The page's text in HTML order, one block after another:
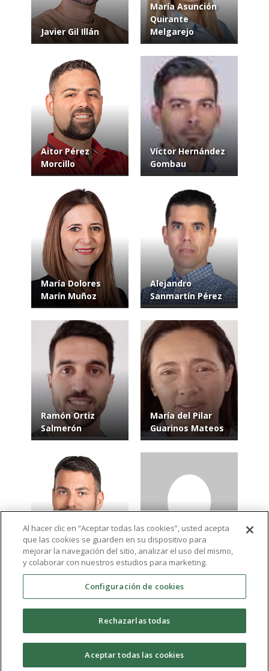
Javier Gil Illán
María Asunción
Quirante
Melgarejo
Aitor Pérez
Morcillo
Víctor Hernández
Gombau
María Dolores
Marín Muñoz
Alejandro
Sanmartín Pérez
Ramón Ortiz
Salmerón
María del Pilar
Guarinos Mateos
Raúl Blázquez
Viudas
José Antonio
Berná Gascón
expand_more
Al hacer clic en “Aceptar todas las cookies”, usted acepta
que las cookies se guarden en su dispositivo para
mejorar la navegación del sitio, analizar el uso del mismo,
y colaborar con nuestros estudios para marketing.
Configuración de cookies
Rechazarlas todas
Aceptar todas las cookies